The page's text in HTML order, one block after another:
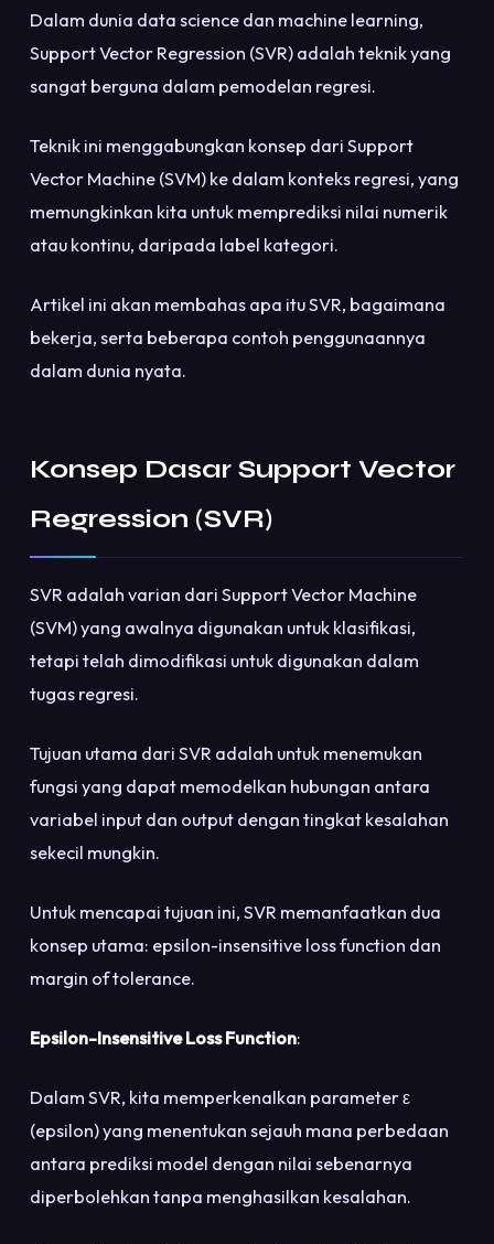
Dalam dunia data science dan machine learning,
Support Vector Regression (SVR) adalah teknik yang
sangat berguna dalam pemodelan regresi.
Teknik ini menggabungkan konsep dari Support
Vector Machine (SVM) ke dalam konteks regresi, yang
memungkinkan kita untuk memprediksi nilai numerik
atau kontinu, daripada label kategori.
Artikel ini akan membahas apa itu SVR, bagaimana
bekerja, serta beberapa contoh penggunaannya
dalam dunia nyata.
Konsep Dasar Support Vector
Regression (SVR)
SVR adalah varian dari Support Vector Machine
(SVM) yang awalnya digunakan untuk klasifikasi,
tetapi telah dimodifikasi untuk digunakan dalam
tugas regresi.
Tujuan utama dari SVR adalah untuk menemukan
fungsi yang dapat memodelkan hubungan antara
variabel input dan output dengan tingkat kesalahan
sekecil mungkin.
Untuk mencapai tujuan ini, SVR memanfaatkan dua
konsep utama: epsilon-insensitive loss function dan
margin of tolerance.
Epsilon-Insensitive Loss Function:
Dalam SVR, kita memperkenalkan parameter ε
(epsilon) yang menentukan sejauh mana perbedaan
antara prediksi model dengan nilai sebenarnya
diperbolehkan tanpa menghasilkan kesalahan.